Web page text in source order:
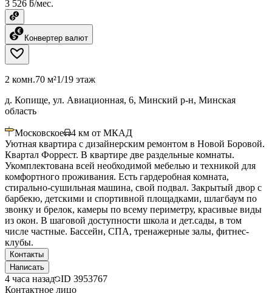
3 526 ƃ/мес.
Конвертер валют
2 комн.70 м²1/19 этаж
д. Копище, ул. Авиационная, 6, Минский р-н, Минская
область
Московское 4 км от МКАД
Уютная квартира с дизайнерским ремонтом в Новой Боровой.
Квартал Форрест. В квартире две раздельные комнаты.
Укомплектована всей необходимой мебелью и техникой для
комфортного проживания. Есть гардеробная комната,
стирально-сушильная машина, свой подвал. Закрытый двор с
барбекю, детскими и спортивной площадками, шлагбаум по
звонку и брелок, камеры по всему периметру, красивые виды
из окон. В шаговой доступности школа и дет.сады, в том
числе частные. Бассейн, СПА, тренажерные залы, фитнес-
клубы.
Контакты
Написать
4 часа назад ID 3953767
Контактное лицо